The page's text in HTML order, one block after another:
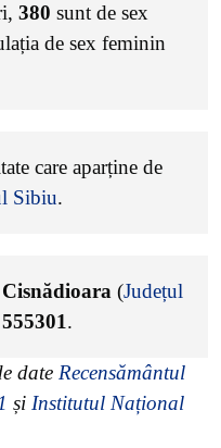
380 sunt de sex
de sex feminin
care aparține de
Sibiu.
Cisnădioara (Județul
555301.
date Recensământul
și Institutul Național